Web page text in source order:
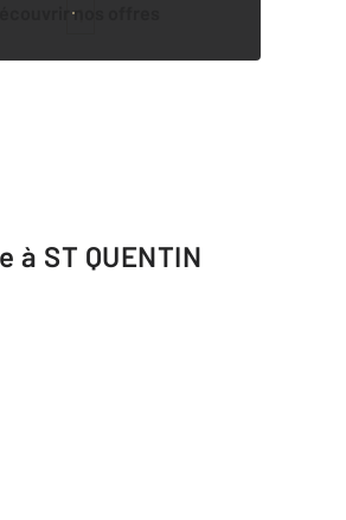
Découvrir nos offres
à ST QUENTIN